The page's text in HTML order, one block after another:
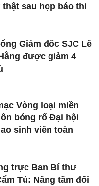
thật sau họp báo thi
Giám đốc SJC Lê
được giảm 4
Vòng loại miền
bóng rổ Đại hội
sinh viên toàn
trực Ban Bí thư
Tú: Nâng tầm đối